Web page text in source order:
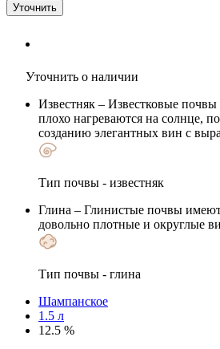
Уточнить
Уточнить о наличии
Известняк – Известковые
плохо нагреваются на солнце,
созданию элегантных вин с
Тип почвы - известняк
Глина – Глинистые почвы имеют
довольно плотные и округлые
Тип почвы - глина
Шампанское
1.5 л
12.5 %